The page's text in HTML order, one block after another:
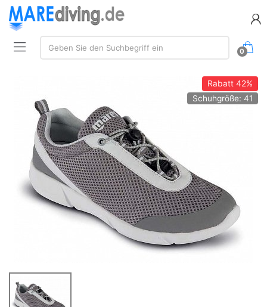
Suche:
Geben Sie den Suchbegriff ein
0
Rabatt42%
Schuhgröße: 41